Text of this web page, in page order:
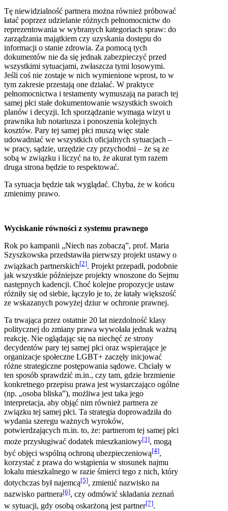
Tę niewidzialność partnera można również próbować
łatać poprzez udzielanie różnych pełnomocnictw do
reprezentowania w wybranych kategoriach spraw: do
zarządzania majątkiem czy uzyskania dostępu do
informacji o stanie zdrowia. Za pomocą tych
dokumentów nie da się jednak zabezpieczyć przed
wszystkimi sytuacjami, zwłaszcza tymi losowymi.
Jeśli coś nie zostaje w nich wymienione wprost, to w
tym zakresie przestają one działać. W praktyce
pełnomocnictwa i testamenty wymuszają na parach tej
samej płci stałe dokumentowanie wszystkich swoich
planów i decyzji. Ich sporządzanie wymaga wizyt u
prawnika lub notariusza i ponoszenia kolejnych
kosztów. Pary tej samej płci muszą więc stale
udowadniać we wszystkich oficjalnych sytuacjach –
w pracy, sądzie, urzędzie czy przychodni – że są ze
sobą w związku i liczyć na to, że akurat tym razem
druga strona będzie to respektować.
Ta sytuacja będzie tak wyglądać. Chyba, że w końcu
zmienimy prawo.
Wyciskanie równości z systemu prawnego
Rok po kampanii „Niech nas zobaczą”, prof. Maria
Szyszkowska przedstawiła pierwszy projekt ustawy o
związkach partnerskich[2]. Projekt przepadł, podobnie
jak wszystkie późniejsze projekty wnoszone do Sejmu
następnych kadencji. Choć kolejne propozycje ustaw
różniły się od siebie, łączyło je to, że łatały większość
ze wskazanych powyżej dziur w ochronie prawnej.
Ta trwająca przez ostatnie 20 lat niezdolność klasy
politycznej do zmiany prawa wywołała jednak ważną
reakcję. Nie oglądając się na niechęć ze strony
decydentów pary tej samej płci oraz wspierające je
organizacje społeczne LGBT+ zaczęły inicjować
różne strategiczne postępowania sądowe. Chciały w
ten sposób sprawdzić m.in., czy tam, gdzie brzmienie
konkretnego przepisu prawa jest wystarczająco ogólne
(np. „osoba bliska”), możliwa jest taka jego
interpretacja, aby objąć nim również partnera ze
związku tej samej płci. Ta strategia doprowadziła do
wydania szeregu ważnych wyroków,
potwierdzających m.in. to, że: partnerom tej samej płci
może przysługiwać dodatek mieszkaniowy[3], mogą
być objęci wspólną ochroną ubezpieczeniową[4],
korzystać z prawa do wstąpienia w stosunek najmu
lokalu mieszkalnego w razie śmierci tego z nich, który
dotychczas był najemcą[5], zmienić nazwisko na
nazwisko partnera[6], czy odmówić składania zeznań
w sytuacji, gdy osobą oskarżoną jest partner[7].